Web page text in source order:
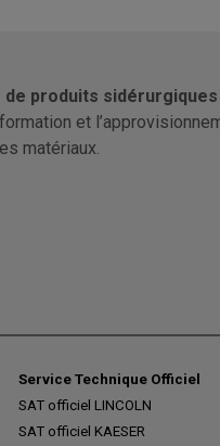
produits sidérurgiques
et
matériaux.
Service Technique Officiel
SAT officiel LINCOLN
SAT officiel KAESER